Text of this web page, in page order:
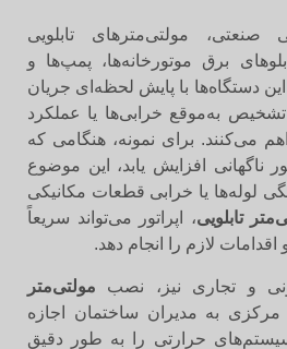
مولتی‌مترهای تابلویی
برق موتورخانه‌ها، پمپ‌ها و
با پایش لحظه‌ای جریان
به‌موقع خرابی‌ها یا عملکرد
می‌کنند. برای نمونه، هنگامی که
افزایش یابد، این موضوع
لوله‌ها یا خرابی قطعات مکانیکی
تابلویی، اپراتور می‌تواند سریعاً
لازم را انجام دهد.
و تجاری نیز، نصبمولتی‌متر
به مدیران ساختمان اجازه
حرارتی را به طور دقیق